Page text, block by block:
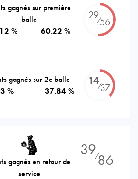
gagnés sur première
balle
%
60.22 %
29⁄56
gagnés sur 2e balle
%
37.84 %
14⁄37
gagnés en retour de
service
39⁄86